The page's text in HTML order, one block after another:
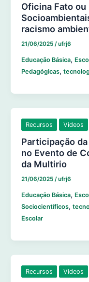
Oficina Fato
racismo
21/06/2025 /ufrj6
Educação Básica,
Pedagógicas,
Recursos Videos
Participação
no Evento de
da Multirio
21/06/2025 /ufrj6
Educação Básica,
Sociocientíficos,
Escolar
Recursos Videos